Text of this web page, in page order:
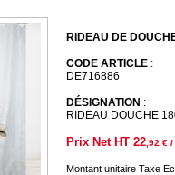
RIDEAU DE
CODE ARTICLE :
DE716886
DÉSIGNATION :
RIDEAU DOUCHE
Prix Net HT 22 ,92 € /
Montant unitaire Taxe